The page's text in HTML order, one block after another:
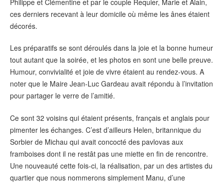
ces derniers recevant à leur domicile où même les ânes étaient
décorés.
Les préparatifs se sont déroulés dans la joie et la bonne humeur
tout autant que la soirée, et les photos en sont une belle preuve.
Humour, convivialité et joie de vivre étaient au rendez-vous. A
noter que le Maire Jean-Luc Gardeau avait répondu à l’invitation
pour partager le verre de l’amitié.
Ce sont 32 voisins qui étaient présents, français et anglais pour
pimenter les échanges. C’est d’ailleurs Helen, britannique du
Sorbier de Michau qui avait concocté des pavlovas aux
framboises dont il ne restât pas une miette en fin de rencontre.
Une nouveauté cette fois-ci, la réalisation, par un des artistes du
quartier que nous nommerons simplement Manu, d’une